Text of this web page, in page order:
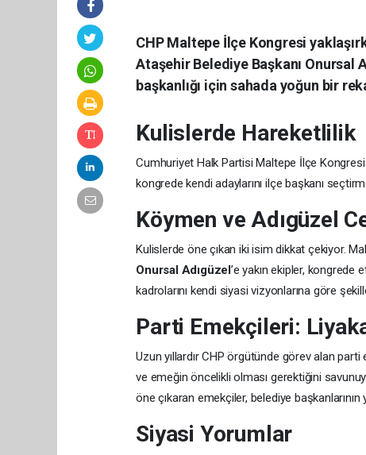
CHP Maltepe İlçe Kongresi
Ataşehir Belediye Başkanı Onursal
başkanlığı için sahada yoğun bir
Kulislerde Hareketlilik
Cumhuriyet Halk Partisi Maltepe İlçe Kongresi
kongrede kendi adaylarını ilçe başkanı
Köymen ve Adıgüzel
Kulislerde öne çıkan iki isim dikkat çekiyor.
Onursal Adıgüzel’e yakın ekipler,
kadrolarını kendi siyasi vizyonlarına göre
Parti Emekçileri:
Uzun yıllardır CHP örgütünde görev alan
ve emeğin öncelikli olması gerektiğini
öne çıkaran emekçiler, belediye
Siyasi Yorumlar